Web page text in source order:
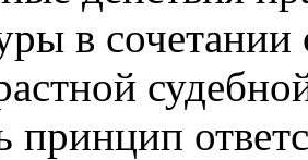
в
принцип